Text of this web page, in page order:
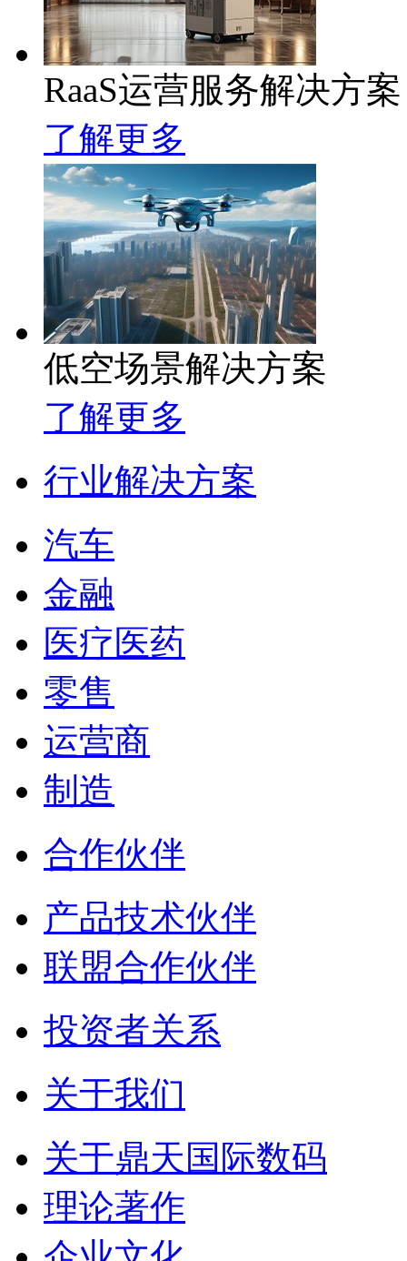
RaaS运营服务解决方案
了解更多
低空场景解决方案
了解更多
行业解决方案
汽车
金融
医疗医药
零售
运营商
制造
合作伙伴
产品技术伙伴
联盟合作伙伴
投资者关系
关于我们
关于鼎天国际数码
理论著作